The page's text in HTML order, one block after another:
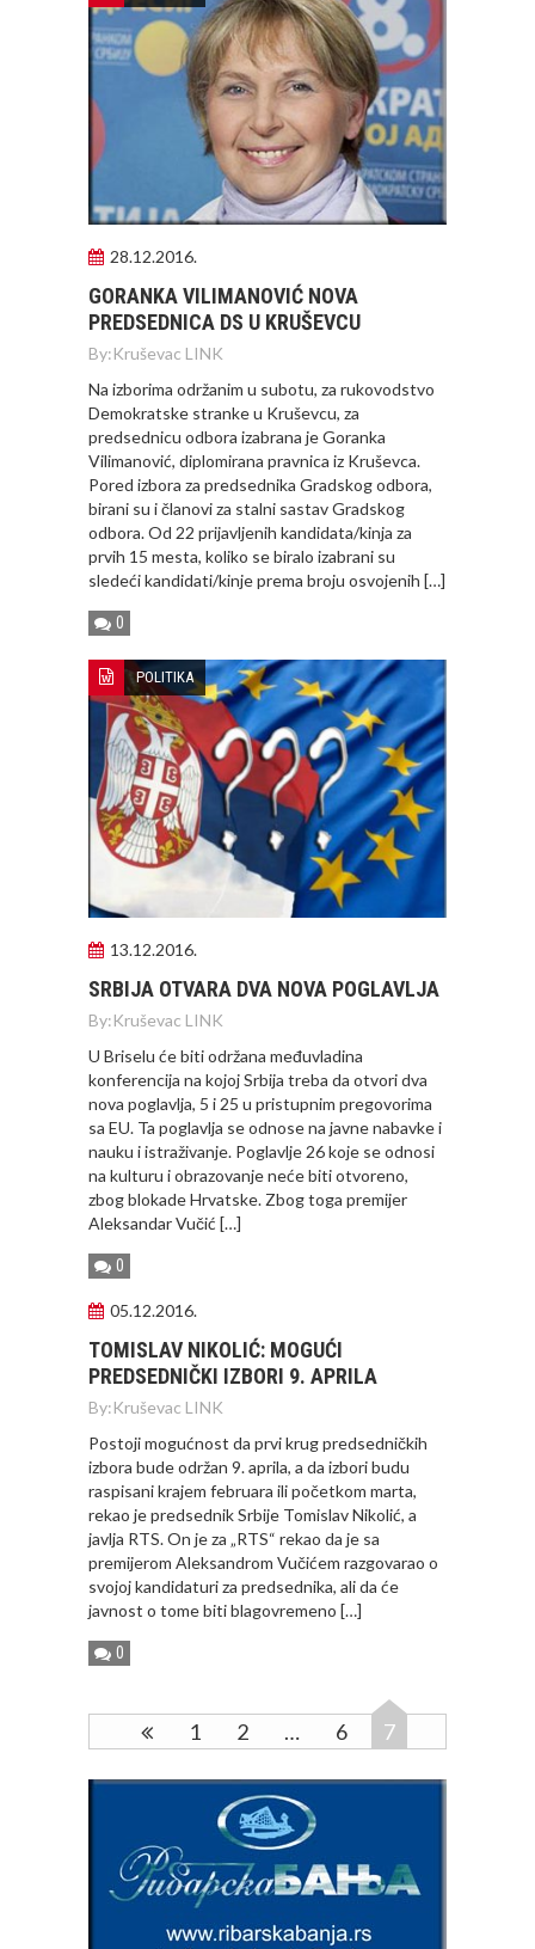
28.12.2016.
GORANKA VILIMANOVIĆ NOVA
PREDSEDNICA DS U KRUŠEVCU
By:Kruševac LINK
Na izborima održanim u subotu, za rukovodstvo
Demokratske stranke u Kruševcu, za
predsednicu odbora izabrana je Goranka
Vilimanović, diplomirana pravnica iz Kruševca.
Pored izbora za predsednika Gradskog odbora,
birani su i članovi za stalni sastav Gradskog
odbora. Od 22 prijavljenih kandidata/kinja za
prvih 15 mesta, koliko se biralo izabrani su
sledeći kandidati/kinje prema broju osvojenih […]
0
POLITIKA
13.12.2016.
SRBIJA OTVARA DVA NOVA POGLAVLJA
By:Kruševac LINK
U Briselu će biti održana međuvladina
konferencija na kojoj Srbija treba da otvori dva
nova poglavlja, 5 i 25 u pristupnim pregovorima
sa EU. Ta poglavlja se odnose na javne nabavke i
nauku i istraživanje. Poglavlje 26 koje se odnosi
na kulturu i obrazovanje neće biti otvoreno,
zbog blokade Hrvatske. Zbog toga premijer
Aleksandar Vučić […]
0
05.12.2016.
TOMISLAV NIKOLIĆ: MOGUĆI
PREDSEDNIČKI IZBORI 9. APRILA
By:Kruševac LINK
Postoji mogućnost da prvi krug predsedničkih
izbora bude održan 9. aprila, a da izbori budu
raspisani krajem februara ili početkom marta,
rekao je predsednik Srbije Tomislav Nikolić, a
javlja RTS. On je za „RTS“ rekao da je sa
premijerom Aleksandrom Vučićem razgovarao o
svojoj kandidaturi za predsednika, ali da će
javnost o tome biti blagovremeno […]
0
1 2 … 6 7